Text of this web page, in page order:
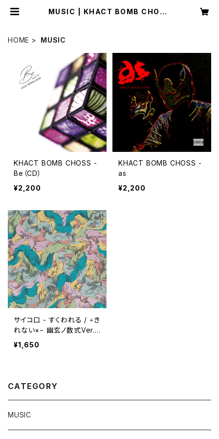
MUSIC | KHACT BOMB CHOSS
HOME MUSIC
KHACT BOMB CHOSS -
Be（CD）
¥2,200
KHACT BOMB CHOSS -
as
¥2,200
サイコ口 - すくわれる / ÷き
れない×− 幽玄ノ数式Ver.
(7")
¥1,650
CATEGORY
MUSIC